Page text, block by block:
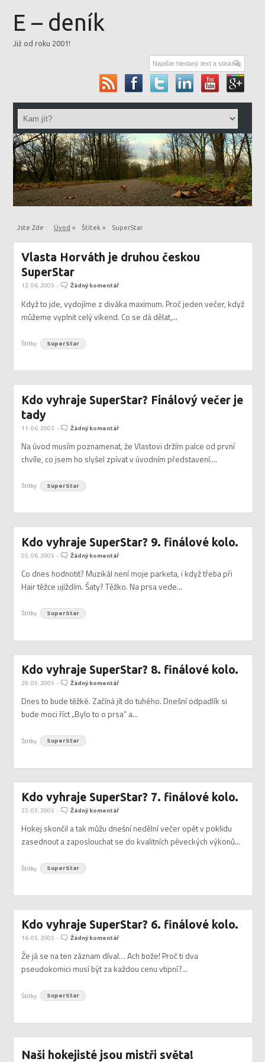
E – deník
Již od roku 2001!
Jste Zde : Úvod » Štítek » SuperStar
Vlasta Horváth je druhou českou
SuperStar
12. 06. 2005 - Žádný komentář
Když to jde, vydojíme z diváka maximum. Proč jeden večer, když
můžeme vyplnit celý víkend. Co se dá dělat,...
Štítky SuperStar
Kdo vyhraje SuperStar? Finálový večer je
tady
11. 06. 2005 - Žádný komentář
Na úvod musím poznamenat, že Vlastovi držím palce od první
chvíle, co jsem ho slyšel zpívat v úvodním představení....
Štítky SuperStar
Kdo vyhraje SuperStar? 9. finálové kolo.
05. 06. 2005 - Žádný komentář
Co dnes hodnotit? Muzikál není moje parketa, i když třeba při
Hair těžce ujíždím. Šaty? Těžko. Na prsa vede...
Štítky SuperStar
Kdo vyhraje SuperStar? 8. finálové kolo.
29. 05. 2005 - Žádný komentář
Dnes to bude těžké. Začíná jít do tuhého. Dnešní odpadlík si
bude moci říct „Bylo to o prsa“ a...
Štítky SuperStar
Kdo vyhraje SuperStar? 7. finálové kolo.
22. 05. 2005 - Žádný komentář
Hokej skončil a tak můžu dnešní nedělní večer opět v poklidu
zasednout a zaposlouchat se do kvalitních pěveckých výkonů...
Štítky SuperStar
Kdo vyhraje SuperStar? 6. finálové kolo.
16. 05. 2005 - Žádný komentář
Že já se na ten záznam díval… Ach bože! Proč ti dva
pseudokomici musí být za každou cenu vtipní?...
Štítky SuperStar
Naši hokejisté jsou mistři světa!